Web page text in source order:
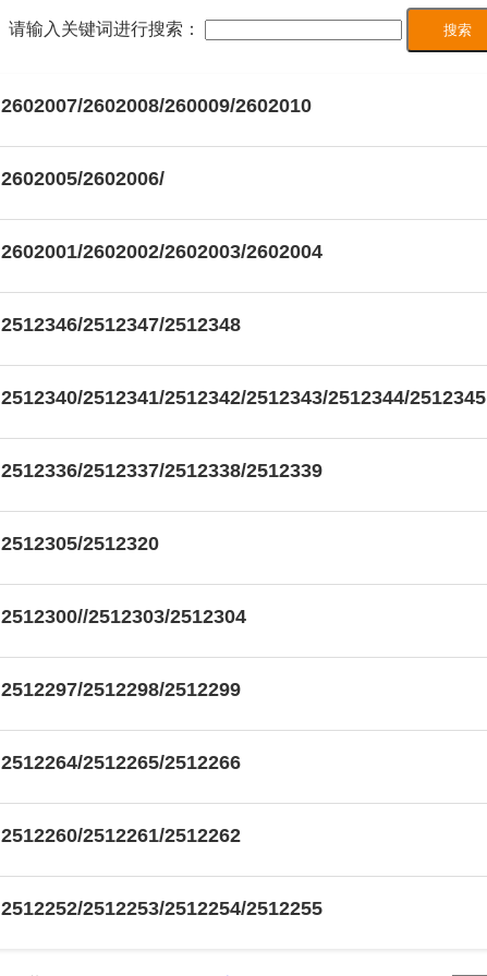
请输入关键词进行搜索：
2602007/2602008/260009/2602010
2602005/2602006/
2602001/2602002/2602003/2602004
2512346/2512347/2512348
2512340/2512341/2512342/2512343/2512344/2512345
2512336/2512337/2512338/2512339
2512305/2512320
2512300//2512303/2512304
2512297/2512298/2512299
2512264/2512265/2512266
2512260/2512261/2512262
2512252/2512253/2512254/2512255